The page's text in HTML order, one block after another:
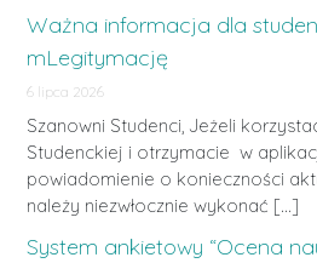
Ważna informacja dla
mLegitymację
6 lipca 2026
Szanowni Studenci, Jeżeli
Studenckiej i otrzymacie w
powiadomienie o konieczności
należy niezwłocznie wykonać […]
System ankietowy “Ocena